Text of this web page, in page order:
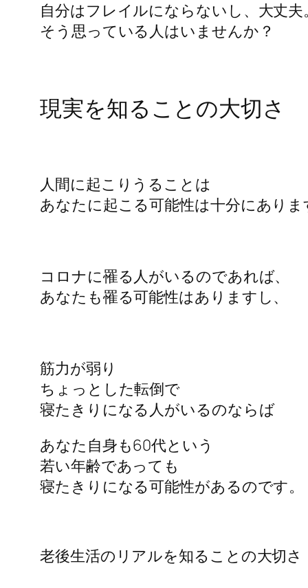
自分はフレイルにならないし、大丈夫
そう思っている人はいませんか？
現実を知ることの大切さ
人間に起こりうることは
あなたに起こる可能性は十分にありま
コロナに罹る人がいるのであれば、
あなたも罹る可能性はありますし、
筋力が弱り
ちょっとした転倒で
寝たきりになる人がいるのならば
あなた自身も60代という
若い年齢であっても
寝たきりになる可能性があるのです。
老後生活のリアルを知ることの大切さ